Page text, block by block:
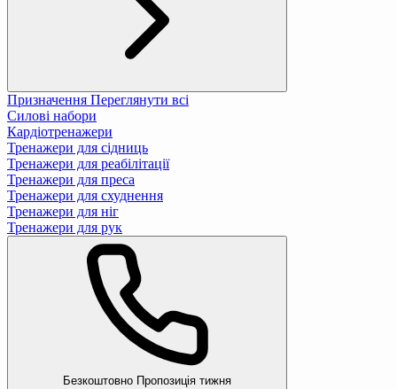
Призначення Переглянути всі
Силові набори
Кардіотренажери
Тренажери для сідниць
Тренажери для реабілітації
Тренажери для преса
Тренажери для схуднення
Тренажери для ніг
Тренажери для рук
Безкоштовно Пропозиція тижня